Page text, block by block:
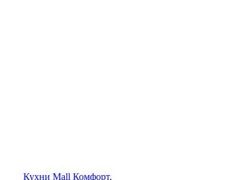
Кухни Mall Комфорт,